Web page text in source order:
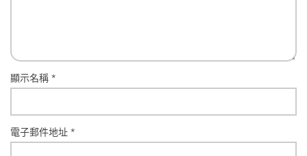
顯示名稱*
電子郵件地址*